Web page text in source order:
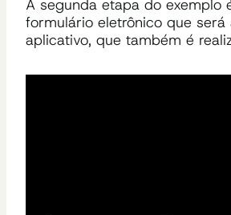
A segunda etapa do exemplo
formulário eletrônico que será
aplicativo, que também é